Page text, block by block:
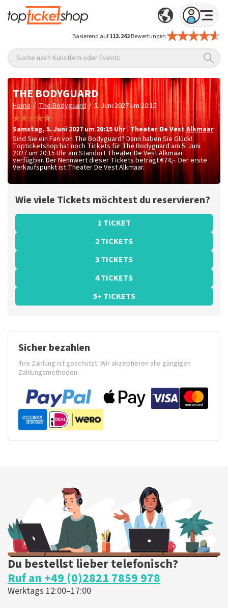
Basierend auf113.242Bewertungen
Suche nach Künstlern oder Events
THE BODYGUARD
Home / The Bodyguard / 5. Juni 2027 um 20:15
Samstag, 5. Juni 2027 um 20:15 Uhr|Theater De VestAlkmaar
Sind Sie ein Fan von The Bodyguard? Dann haben Sie Glück!
Topticketshop hat noch Tickets für The Bodyguard am 5. Juni
2027 um 20:15 Uhr am Standort Theater De Vest Alkmaar
verfügbar. Der Nennwert dieser Tickets beträgt€74,-. Der erste
Verkaufspunkt ist Theater De Vest Alkmaar.
Wie viele Tickets möchtest du reservieren?
1 TICKET
2 TICKETS
3 TICKETS
4 TICKETS
5+ TICKETS
Sicher bezahlen
Ihre Zahlung ist geschützt. Wir akzeptieren alle gängigen
Zahlungsmethoden.
Du bestellst lieber telefonisch?
Ruf an +49 (0)2821 7859 978
Werktags 12:00–17:00